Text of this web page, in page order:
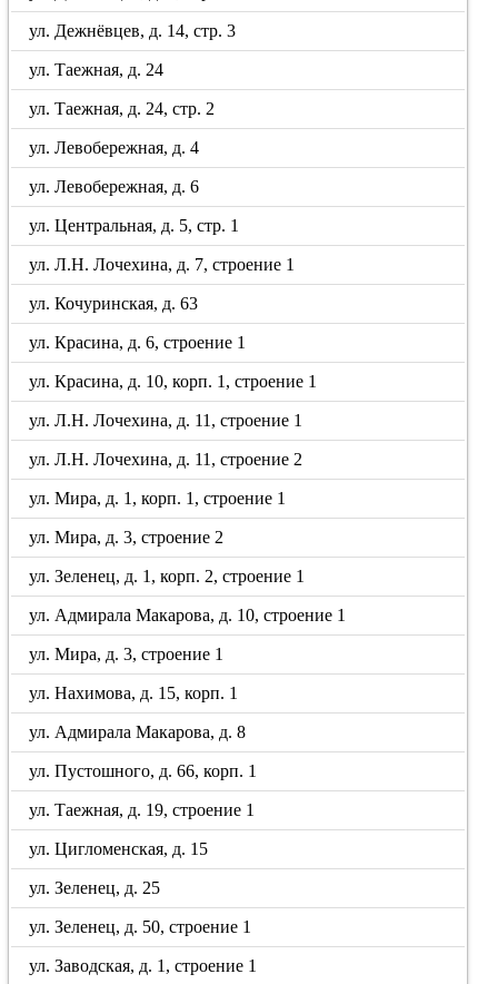
ул. Дежнёвцев, д. 14, стр. 3
ул. Таежная, д. 24
ул. Таежная, д. 24, стр. 2
ул. Левобережная, д. 4
ул. Левобережная, д. 6
ул. Центральная, д. 5, стр. 1
ул. Л.Н. Лочехина, д. 7, строение 1
ул. Кочуринская, д. 63
ул. Красина, д. 6, строение 1
ул. Красина, д. 10, корп. 1, строение 1
ул. Л.Н. Лочехина, д. 11, строение 1
ул. Л.Н. Лочехина, д. 11, строение 2
ул. Мира, д. 1, корп. 1, строение 1
ул. Мира, д. 3, строение 2
ул. Зеленец, д. 1, корп. 2, строение 1
ул. Адмирала Макарова, д. 10, строение 1
ул. Мира, д. 3, строение 1
ул. Нахимова, д. 15, корп. 1
ул. Адмирала Макарова, д. 8
ул. Пустошного, д. 66, корп. 1
ул. Таежная, д. 19, строение 1
ул. Цигломенская, д. 15
ул. Зеленец, д. 25
ул. Зеленец, д. 50, строение 1
ул. Заводская, д. 1, строение 1